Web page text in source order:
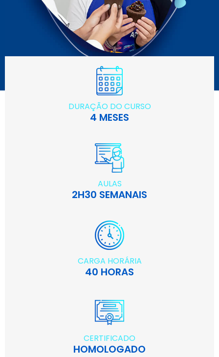
DURAÇÃO DO CURSO
4 MESES
AULAS
2H30 SEMANAIS
CARGA HORÁRIA
40 HORAS
CERTIFICADO
HOMOLOGADO